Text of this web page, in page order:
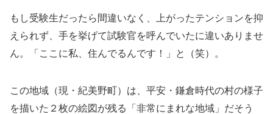
もし受験生だったら間違いなく、上がったテンションを抑
えられず、手を挙げて試験官を呼んでいたに違いありませ
ん。「ここに私、住んでるんです！」と（笑）。
この地域（現・紀美野町）は、平安・鎌倉時代の村の様子
を描いた２枚の絵図が残る「非常にまれな地域」だそう